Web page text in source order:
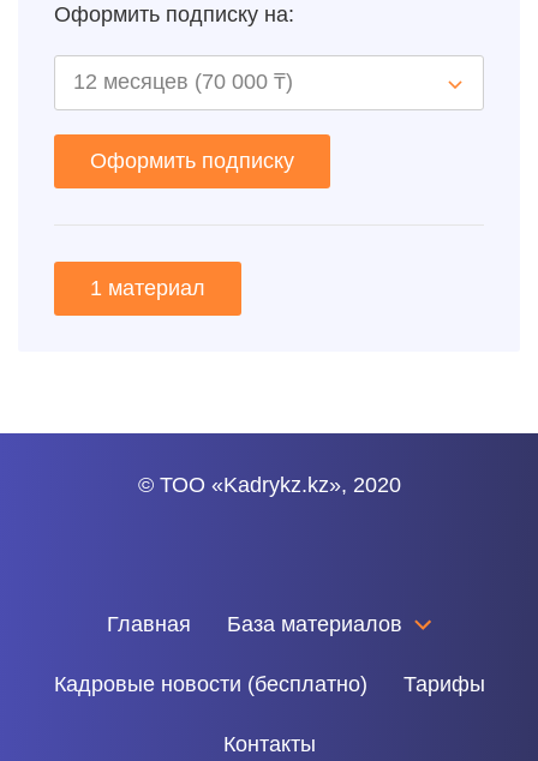
Оформить подписку на:
Оформить подписку
1 материал
© ТОО «Kadrykz.kz», 2020
Главная База материалов
Кадровые новости (бесплатно) Тарифы
Контакты